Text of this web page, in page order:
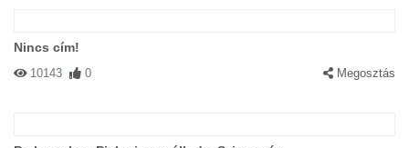
Nincs cím!
10143 0 Megosztás